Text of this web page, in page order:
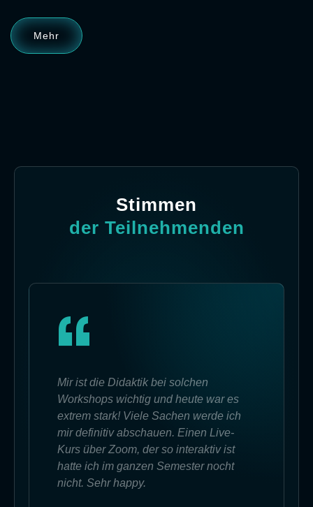
Mehr
Stimmen
der Teilnehmenden
Mir ist die Didaktik bei solchen
Workshops wichtig und heute war es
extrem stark! Viele Sachen werde ich
mir definitiv abschauen. Einen Live-
Kurs über Zoom, der so interaktiv ist
hatte ich im ganzen Semester nocht
nicht. Sehr happy.